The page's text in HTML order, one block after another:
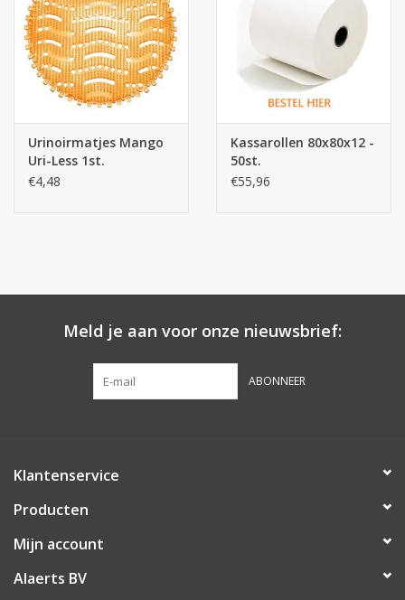
Urinoirmatjes Mango
Uri-Less 1st.
€4,48
Kassarollen 80x80x12 -
50st.
€55,96
Meld je aan voor onze nieuwsbrief:
ABONNEER
Klantenservice
Producten
Mijn account
Alaerts BV